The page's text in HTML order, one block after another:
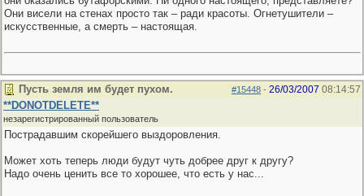
Они висели на стенах просто так – ради красоты. Огнетушители –
искусственные, а смерть – настоящая.
#15448 - 26/03/2007 08:14:57
Пусть земля им будет пухом.
**DONOTDELETE**
незарегистрированный пользователь
Пострадавшим скорейшего выздоровления.
Может хоть теперь люди будут чуть добрее друг к другу?
Надо очень ценить все то хорошее, что есть у нас...